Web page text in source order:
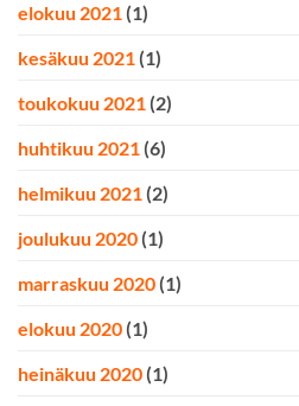
elokuu 2021 (1)
kesäkuu 2021 (1)
toukokuu 2021 (2)
huhtikuu 2021 (6)
helmikuu 2021 (2)
joulukuu 2020 (1)
marraskuu 2020 (1)
elokuu 2020 (1)
heinäkuu 2020 (1)